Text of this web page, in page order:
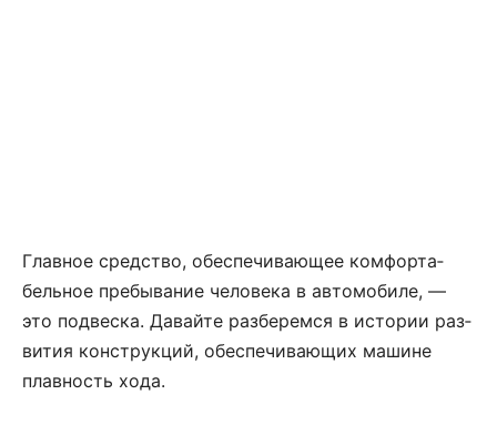
Глав­ное сред­ст­во, обес­пе­чи­ва­ю­щее ком­фор­та­
бель­ное пре­бы­ва­ние че­ло­ве­ка в автомоби­ле, —
это под­ве­с­ка. Давайте разберемся в ис­то­рии раз­
ви­тия кон­ст­рук­ций, обес­пе­чи­ва­ю­щих машине
плав­ность хо­да.